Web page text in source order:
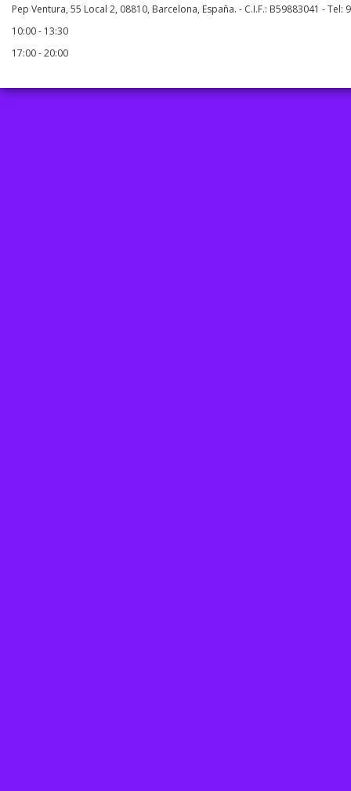
Pep Ventura, 55 Local 2, 08810, Barcelona, España. - C.I.F.: B59883041 - Tel:
10:00 - 13:30
17:00 - 20:00